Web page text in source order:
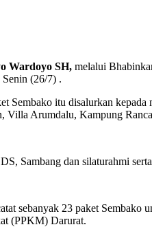
Wardoyo SH, melalui
(26/7) .
Sembako itu disalurkan
Villa Arumdalu, Kampung
Sambang dan silaturahmi
sebanyak 23 paket
(PPKM) Darurat.